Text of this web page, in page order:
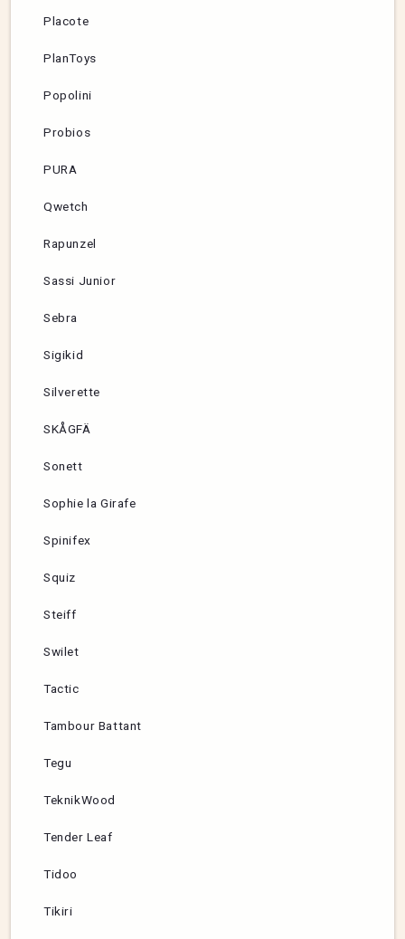
Placote
PlanToys
Popolini
Probios
PURA
Qwetch
Rapunzel
Sassi Junior
Sebra
Sigikid
Silverette
SKÅGFÄ
Sonett
Sophie la Girafe
Spinifex
Squiz
Steiff
Swilet
Tactic
Tambour Battant
Tegu
TeknikWood
Tender Leaf
Tidoo
Tikiri